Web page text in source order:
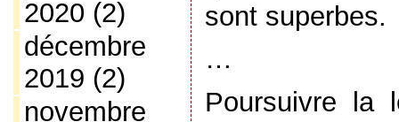
2020 (2)
décembre
2019 (2)
novembre
sont superbes.
…
Poursuivre